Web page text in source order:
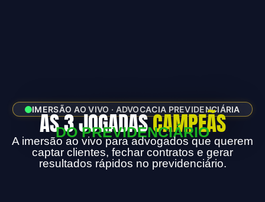
IMERSÃO AO VIVO · ADVOCACIA PREVIDENCIÁRIA
AS 3 JOGADASCAMPEÃS
DO PREVIDENCIÁRIO
A imersão ao vivo para advogados que querem
captar clientes, fechar contratos e gerar
resultados rápidos no previdenciário.